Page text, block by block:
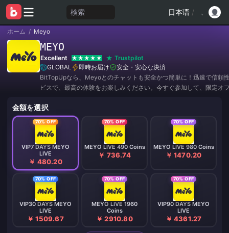
検索 日本语 /
ホーム / Meyo
MEYO
Excellent
Trustpilot
GLOBAL
即時お届け
安全・安心な決済
BitTopUpなら、Meyoとのチャットも安全かつ簡単に！迅速で信頼
ビスで、最高の体験をお楽しみください。今すぐ参加して、限定オ
金額を選択
70% OFF
VIP7 DAYS MEYO
LIVE
￥ 480.20
70% OFF
MEYO LIVE 490 Coins
￥ 736.74
70% OFF
MEYO LIVE 980 Coins
￥ 1470.20
70% OFF
VIP30 DAYS MEYO
LIVE
￥ 1509.67
70% OFF
MEYO LIVE 1960
Coins
￥ 2910.80
70% OFF
VIP90 DAYS MEYO
LIVE
￥ 4361.27